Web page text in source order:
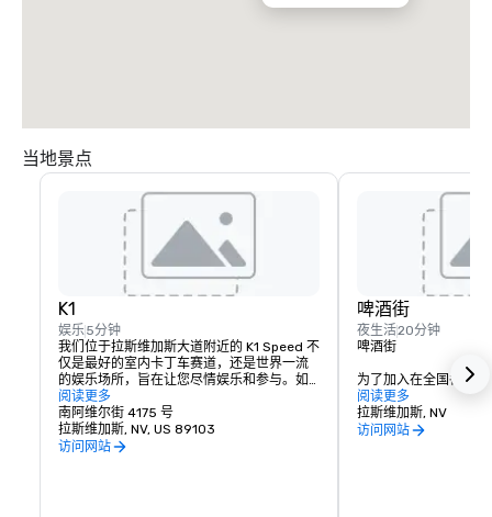
当地景点
K1
娱乐5分钟
我们位于拉斯维加斯大道附近的 K1 Speed 不
仅是最好的室内卡丁车赛道，还是世界一流
的娱乐场所，旨在让您尽情娱乐和参与。如
果你想亲自体验室内卡丁车，有兴趣为朋友
或亲人举办一场有趣而难忘的派对，或者想
策划一场独特的公司活动，K1 Speed 已经为
你准备好了。
阅读更多
南阿维尔街 4175 号
拉斯维加斯, NV, US 89103
访问网站
啤酒街
夜生活20分钟
啤酒街
为了加入在全国各大
精酿啤酒运动，我们
出了Brewery Row，
啤酒生产商聚集在那
阅读更多
拉斯维加斯, NV
访问网站